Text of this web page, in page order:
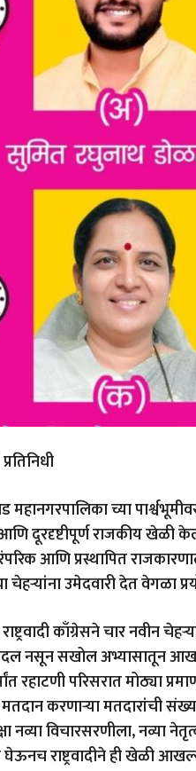
महानगरपालिका च्या
दूरदृष्टीपूर्ण राजकीय खेळी
आणि प्रस्थापित
उमेदवारी देत वेगळा
राष्ट्रवादी काँग्रेसने चार
नसून सखोल अभ्यासातून
रहाटणी परिसरात मोठ्या
करणाऱ्या मतदारांची
नव्या विचारसरणीला, नव्या
घेऊनच राष्ट्रवादीने ही खेळी